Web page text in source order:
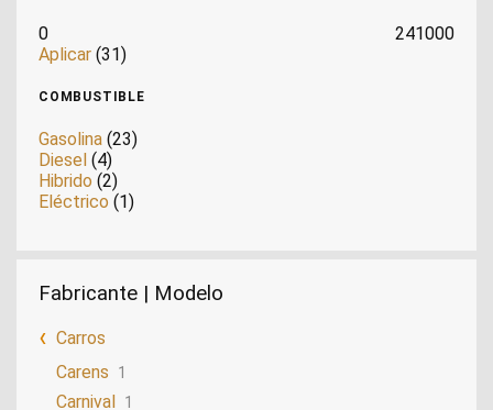
0
241000
Aplicar (31)
COMBUSTIBLE
Gasolina (23)
Diesel (4)
Hibrido (2)
Eléctrico (1)
Fabricante | Modelo
Carros
Carens
1
Carnival 1